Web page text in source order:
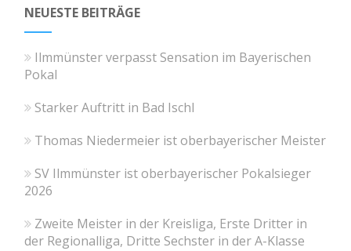
NEUESTE BEITRÄGE
Ilmmünster verpasst Sensation im Bayerischen
Pokal
Starker Auftritt in Bad Ischl
Thomas Niedermeier ist oberbayerischer Meister
SV Ilmmünster ist oberbayerischer Pokalsieger
2026
Zweite Meister in der Kreisliga, Erste Dritter in
der Regionalliga, Dritte Sechster in der A-Klasse